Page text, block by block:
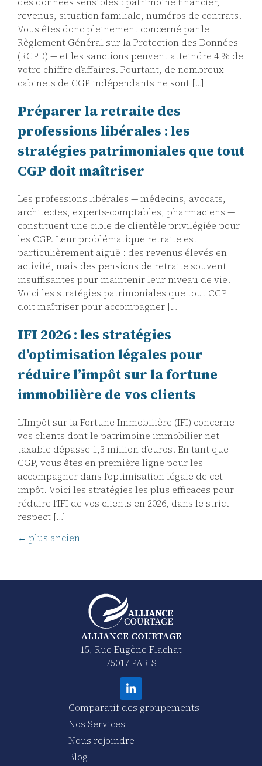
revenus, situation familiale, numéros de contrats.
Vous êtes donc pleinement concerné par le
Règlement Général sur la Protection des Données
(RGPD) — et les sanctions peuvent atteindre 4 % de
votre chiffre d’affaires. Pourtant, de nombreux
cabinets de CGP indépendants ne sont […]
Préparer la retraite des
professions libérales : les
stratégies patrimoniales que tout
CGP doit maîtriser
Les professions libérales — médecins, avocats,
architectes, experts-comptables, pharmaciens —
constituent une cible de clientèle privilégiée pour
les CGP. Leur problématique retraite est
particulièrement aiguë : des revenus élevés en
activité, mais des pensions de retraite souvent
insuffisantes pour maintenir leur niveau de vie.
Voici les stratégies patrimoniales que tout CGP
doit maîtriser pour accompagner […]
IFI 2026 : les stratégies
d’optimisation légales pour
réduire l’impôt sur la fortune
immobilière de vos clients
L’Impôt sur la Fortune Immobilière (IFI) concerne
vos clients dont le patrimoine immobilier net
taxable dépasse 1,3 million d’euros. En tant que
CGP, vous êtes en première ligne pour les
accompagner dans l’optimisation légale de cet
impôt. Voici les stratégies les plus efficaces pour
réduire l’IFI de vos clients en 2026, dans le strict
respect […]
← plus ancien
ALLIANCE COURTAGE
15, Rue Eugène Flachat
75017 PARIS
Comparatif des groupements
Nos Services
Nous rejoindre
Blog